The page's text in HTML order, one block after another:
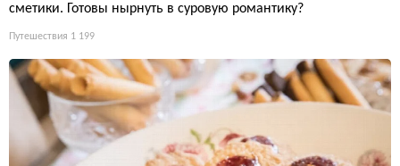
сметики. Готовы нырнуть в суровую романтику?
Путешествия 1 199